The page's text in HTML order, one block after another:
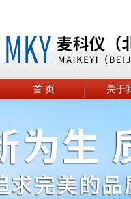
首 页 关于